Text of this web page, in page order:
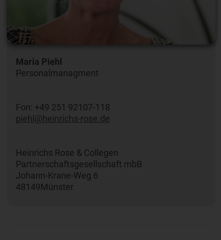
Maria Piehl
Personalmanagment
Fon: +49 251 92107-118
piehl@heinrichs-rose.de
Heinrichs Rose & Collegen
Partnerschaftsgesellschaft mbB
Johann-Krane-Weg 6
48149Münster